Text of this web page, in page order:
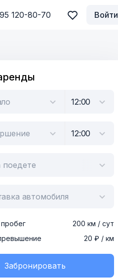
120-80-70 Войти
поедете
автомобиля
200 км / сут
20 ₽ / км
Забронировать